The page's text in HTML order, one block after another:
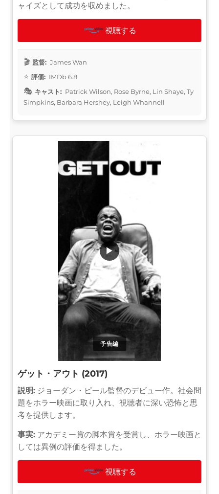
ャイズとして成功を収めました。
視聴する
監督: James Wan
評価: IMDb 6.8
キャスト: Patrick Wilson, Rose Byrne, Lin Shaye, Ty
Simpkins, Barbara Hershey, Leigh Whannell
予告編
▶
ゲット・アウト (2017)
説明: ジョーダン・ピール監督のデビュー作。社会問
題をホラー映画に取り入れ、視聴者に深い恐怖と思
考を提供します。
事実: アカデミー賞の脚本賞を受賞し、ホラー映画と
しては異例の評価を得ました。
視聴する